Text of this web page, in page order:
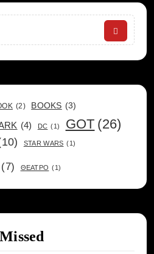
(2) BOOKS (3)
(4) DC (1) GOT (26)
STAR WARS (1)
(7) ΘΕΑΤΡΟ (1)